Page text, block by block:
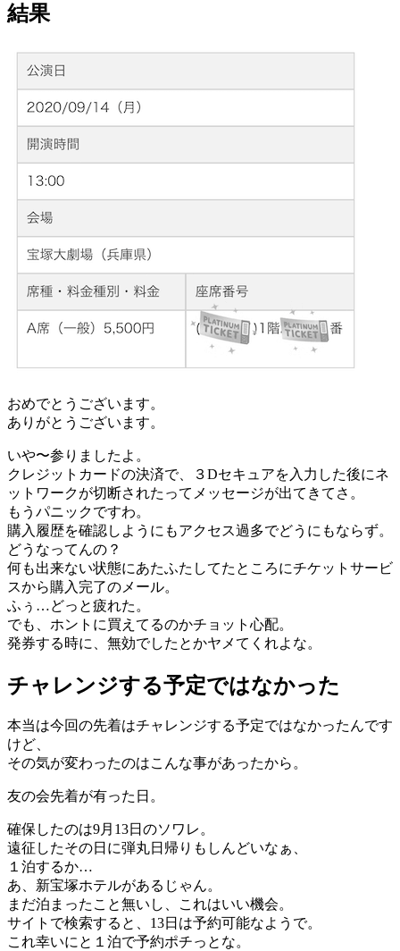
結果
おめでとうございます。
ありがとうございます。
いや〜参りましたよ。
クレジットカードの決済で、３Dセキュアを入力した後にネ
ットワークが切断されたってメッセージが出てきてさ。
もうパニックですわ。
購入履歴を確認しようにもアクセス過多でどうにもならず。
どうなってんの？
何も出来ない状態にあたふたしてたところにチケットサービ
スから購入完了のメール。
ふぅ…どっと疲れた。
でも、ホントに買えてるのかチョット心配。
発券する時に、無効でしたとかヤメてくれよな。
チャレンジする予定ではなかった
本当は今回の先着はチャレンジする予定ではなかったんです
けど、
その気が変わったのはこんな事があったから。
友の会先着が有った日。
確保したのは9月13日のソワレ。
遠征したその日に弾丸日帰りもしんどいなぁ、
１泊するか…
あ、新宝塚ホテルがあるじゃん。
まだ泊まったこと無いし、これはいい機会。
サイトで検索すると、13日は予約可能なようで。
これ幸いにと１泊で予約ポチっとな。